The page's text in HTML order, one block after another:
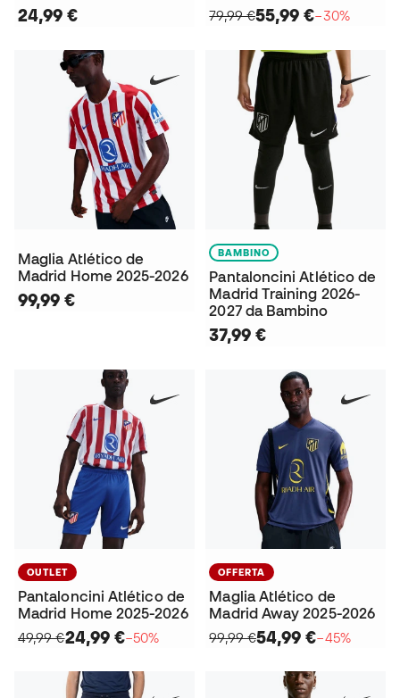
24,99 €
79,99 €55,99 €−30%
Maglia Atlético de
Madrid Home 2025-2026
99,99 €
BAMBINO
Pantaloncini Atlético de
Madrid Training 2026-
2027 da Bambino
37,99 €
OUTLET
Pantaloncini Atlético de
Madrid Home 2025-2026
49,99 €24,99 €−50%
OFFERTA
Maglia Atlético de
Madrid Away 2025-2026
99,99 €54,99 €−45%